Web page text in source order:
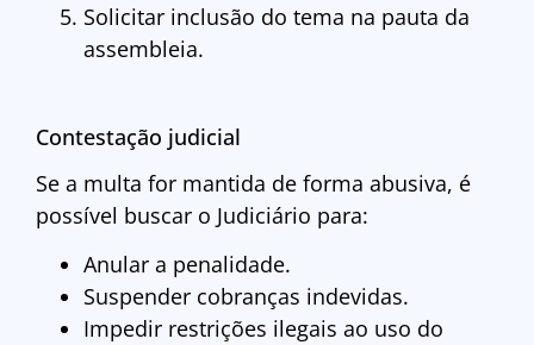
Solicitar inclusão do tema na pauta da
assembleia.
Contestação judicial
Se a multa for mantida de forma abusiva, é
possível buscar o Judiciário para:
Anular a penalidade.
Suspender cobranças indevidas.
Impedir restrições ilegais ao uso do